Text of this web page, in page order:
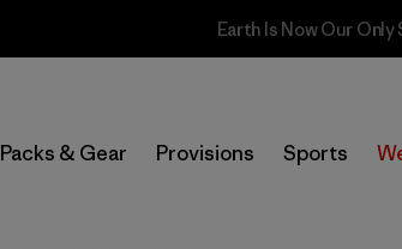
Packs & Gear Provisions Sports
Selecciona una tienda